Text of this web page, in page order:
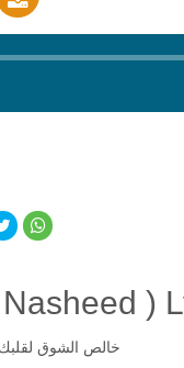
)
خالص الشوق لقلبك